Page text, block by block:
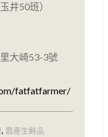
井50班）
大崎53-3號
fatfatfarmer/
, 農產生鮮品